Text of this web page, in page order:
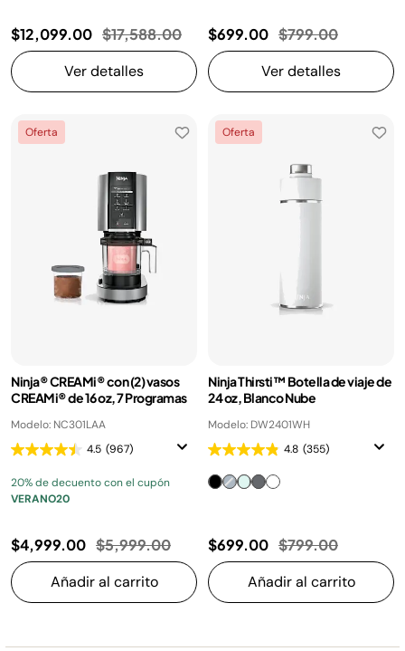
$12,099.00 Precio reducido de
$17,588.00a
Ver detalles
$699.00 Precio reducido
$799.00a
Ver detalles
Oferta
Ninja® CREAMi® con (2) vasos
CREAMi® de 16 oz, 7 Programas
Modelo: NC301LAA
4.5 (967)
20% de decuento con el cupón
VERANO20
$4,999.00 Precio reducido de
$5,999.00a
Añadir al carrito
Oferta
Ninja Thirsti™ Botella de viaje de
24 oz, Blanco Nube
Modelo: DW2401WH
4.8 (355)
$699.00 Precio reducido
$799.00a
Añadir al carrito